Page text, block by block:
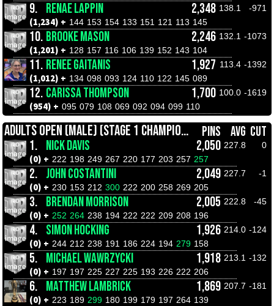
9. RENAE LAPPIN 2,348 138.1 -971
(1,234) + 144 153 154 133 151 121 113 145
10. BROOKE MASON 2,246 132.1 -1073
(1,201) + 128 157 116 106 139 152 143 104
11. RENEE GAITANIS 1,927 113.4 -1392
(1,012) + 134 098 093 124 110 122 145 089
12. CARISSA THOMPSON 1,700 100.0 -1619
(954) + 095 079 108 069 092 094 099 110
ADULTS OPEN (MALE) (STAGE 1 CHAMPIONSHIPS) PINS AVG CUT
1. NICK DAVIS 2,050 227.8 0
(0) + 222 198 249 267 220 177 203 257 257
2. JOHN COSTANTINI 2,049 227.7 -1
(0) + 230 153 212 300 222 200 258 269 205
3. BRENDAN MORRISON 2,005 222.8 -45
(0) + 252 264 238 194 222 222 209 208 196
4. SIMON HOCKING 1,926 214.0 -124
(0) + 244 212 238 191 186 224 194 279 158
5. MICHAEL WAWRZYCKI 1,918 213.1 -132
(0) + 197 197 225 227 225 193 226 222 206
6. MATTHEW LAMBRICK 1,869 207.7 -181
(0) + 223 189 299 180 199 179 197 264 139